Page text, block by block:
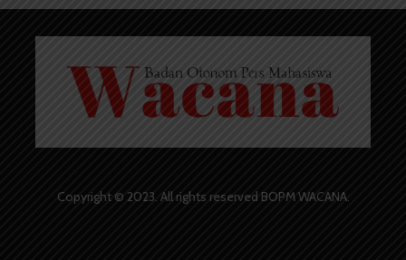
Copyright © 2023. All rights reserved BOPM WACANA.